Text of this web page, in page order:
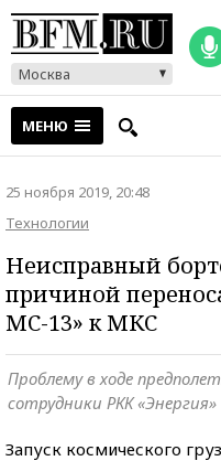
Москва
МЕНЮ
25 ноября 2019, 20:48
Технологии
Неисправный
причиной
МС-13» к МКС
Проблему в ходе
сотрудники РКК «Энергия»
Запуск космического